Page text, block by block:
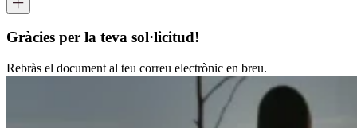
Gràcies per la teva sol·licitud!
Rebràs el document al teu correu electrònic en breu.